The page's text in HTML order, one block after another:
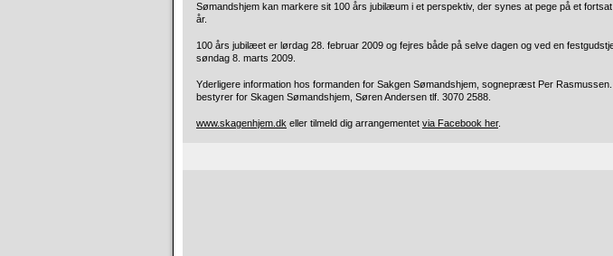
Sømandshjem kan markere sit 100 års jubilæum i et perspektiv, der synes at pege på et
år.
100 års jubilæet er lørdag 28. februar 2009 og fejres både på selve dagen og ved en
søndag 8. marts 2009.
Yderligere information hos formanden for Sakgen Sømandshjem, sognepræst Per
bestyrer for Skagen Sømandshjem, Søren Andersen tlf. 3070 2588.
www.skagenhjem.dk eller tilmeld dig arrangementet via Facebook her.